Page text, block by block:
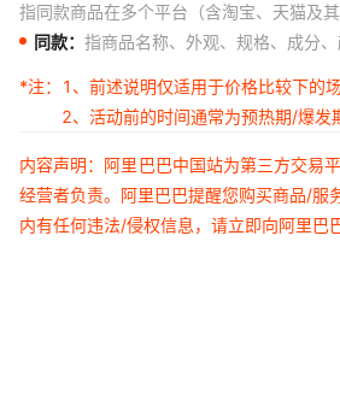
指同款商品在多个平台（含淘宝、天猫及
同款： 指商品名称、外观、规格、成分
*注：
1、前述说明仅适用于价格比较下的场
2、活动前的时间通常为预热期/爆发
内容声明：阿里巴巴中国站为第三方交易
经营者负责。阿里巴巴提醒您购买商品/服
内有任何违法/侵权信息，请立即向阿里巴